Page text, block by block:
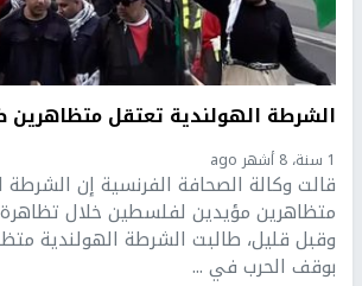
الشرطة الهولندية تعتقل
1 سنة، 8 أشهر ago
قالت وكالة الصحافة الفرنسية إن الشرطة
متظاهرين مؤيدين لفلسطين خلال
وقبل قليل، طالبت الشرطة الهولندية
بوقف الحرب في ...